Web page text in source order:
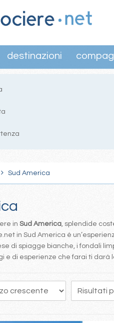
destinazioni
Sud America
in Sud America, splendide
in Sud America è
di spiagge bianche, i fondali
e di esperienze che farai ti darà